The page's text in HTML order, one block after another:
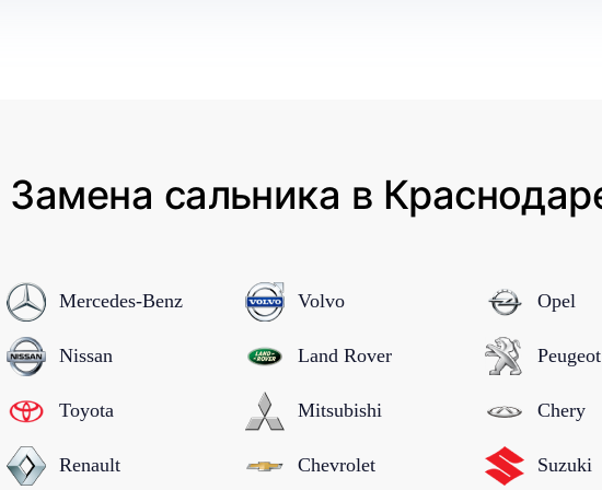
Замена сальника в
Mercedes-Benz
Nissan
Toyota
Renault
Volvo
Land Rover
Mitsubishi
Chevrolet
Opel
Peugeot
Chery
Suzuki